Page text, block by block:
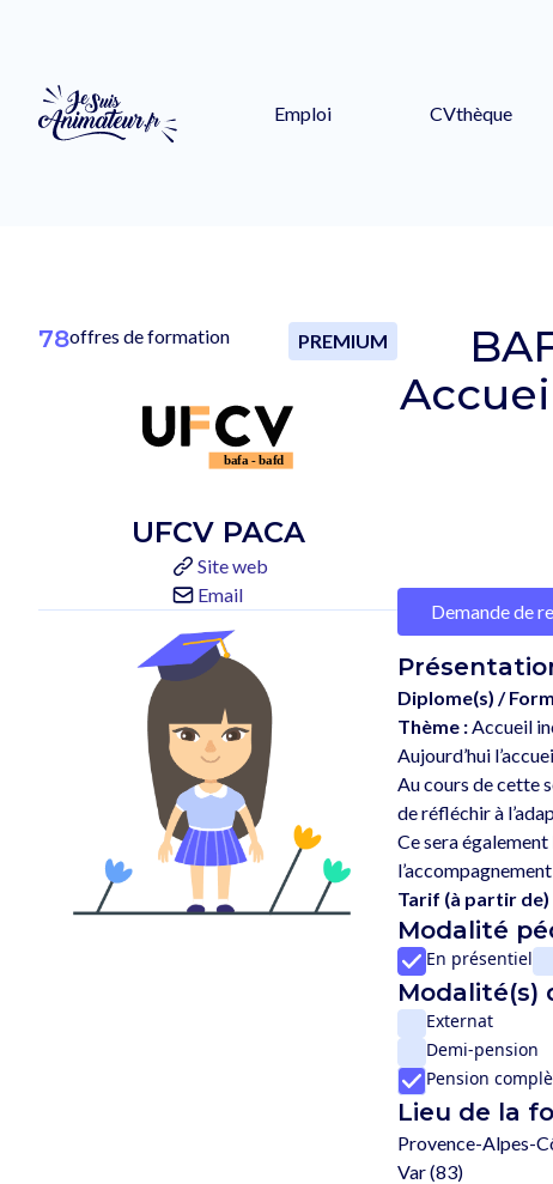
Emploi CVthèque
78offres de formation PREMIUM
UFCV PACA
Site web
Email
Demande de
Diplome(s) /
Thème :Accueil
Aujourd’hui
Au cours de cette
de réfléchir à
Ce sera
Tarif (à partir de)
Modalité
En présentiel
Modalité(s)
Externat
Demi-pension
Pension
Lieu de la
Provence-Alpes-
Var (83)